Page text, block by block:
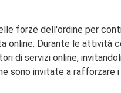
forze dell'ordine per
online. Durante le attività
di servizi online,
sono invitate a rafforzare